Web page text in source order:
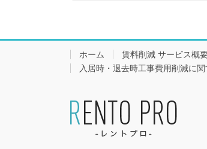
ホーム 賃料削減 サービス概
入居時・退去時工事費用削減に